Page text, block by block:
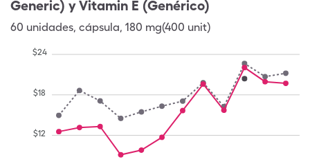
Generic) y Vitamin E (Genérico)
60 unidades, cápsula, 180 mg(400 unit)
$12
$18
$24